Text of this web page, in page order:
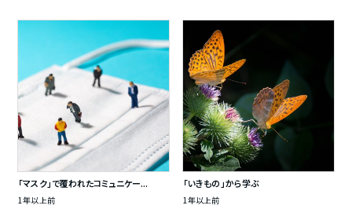
「マスク」で覆われたコミュニケー...
1年以上前
「いきもの」から学ぶ
1年以上前